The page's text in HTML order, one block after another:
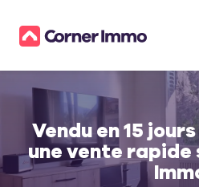
Vendu en 15
une vente rapide